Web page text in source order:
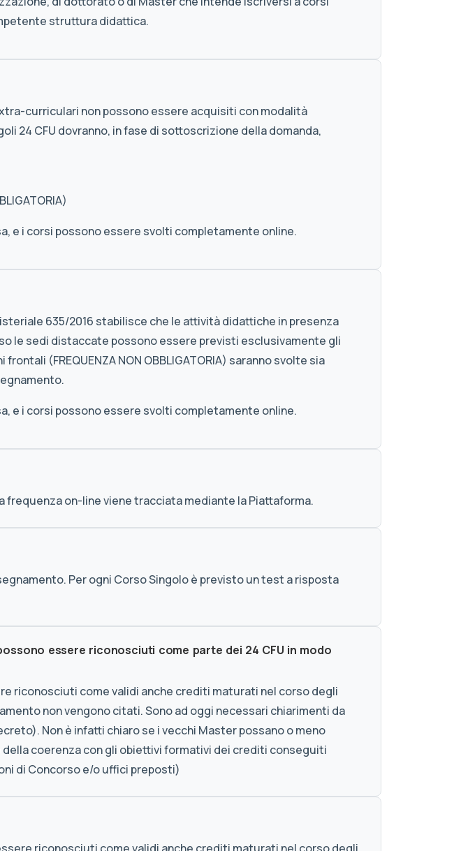
struttura didattica.
curriculari non possono essere acquisiti con modalità
24 CFU dovranno, in fase di sottoscrizione della domanda,
e i corsi possono essere svolti completamente online.
635/2016 stabilisce che le attività didattiche in presenza
le sedi distaccate possono essere previsti esclusivamente gli
(FREQUENZA NON OBBLIGATORIA) saranno svolte sia
e i corsi possono essere svolti completamente online.
frequenza on-line viene tracciata mediante la Piattaforma.
Per ogni Corso Singolo è previsto un test a risposta
essere riconosciuti come parte dei 24 CFU in modo
riconosciuti come validi anche crediti maturati nel corso degli
non vengono citati. Sono ad oggi necessari chiarimenti da
Non è infatti chiaro se i vecchi Master possano o meno
coerenza con gli obiettivi formativi dei crediti conseguiti
di Concorso e/o uffici preposti)